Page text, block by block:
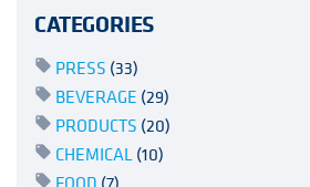
CATEGORIES
PRESS (33)
BEVERAGE (29)
PRODUCTS (20)
CHEMICAL(10)